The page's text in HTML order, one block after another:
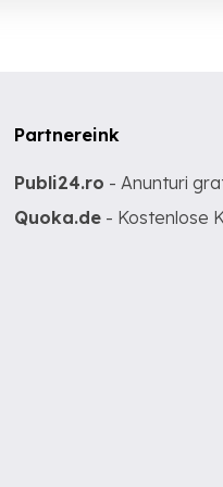
Partnereink
Publi24.ro - Anunturi
Quoka.de - Kostenlose